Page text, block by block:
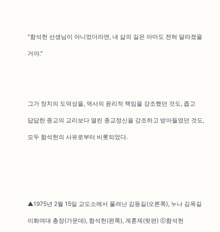
"함석헌 선생님이 아니었더라면, 내 삶의 길은 아마도 전혀 달라졌을
거야."
그가 정치의 도덕성을, 역사의 윤리적 책임을 강조했던 것도, 좁고
답답한 종교의 교리보다 열린 종교정신을 강조하고 받아들였던 것도,
모두 함석헌의 사유로부터 비롯되었다.
▲1975년 2월 15일 교도소에서 풀려난 김동길(오른쪽), 누나 김옥길
이화여대 총장(가운데), 함석헌(왼쪽), 계훈제(뒷편) ⓒ함석헌